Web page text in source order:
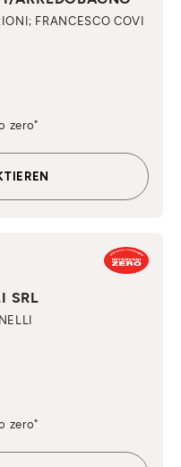
FRANCESCO COVI
zero"
SRL
zero"